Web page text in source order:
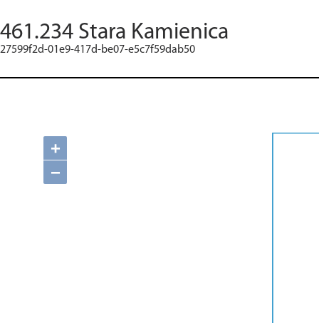
461.234 Stara Kamienica
27599f2d-01e9-417d-be07-e5c7f59dab50
+
−